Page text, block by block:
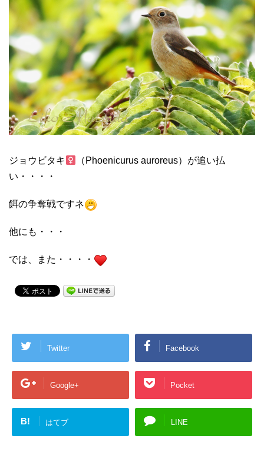
ジョウビタキ
（Phoenicurus auroreus）が追い払
い・・・・
餌の争奪戦ですネ
他にも・・・
では、また・・・・
Twitter Facebook
Google+ Pocket
B! はてブ LINE